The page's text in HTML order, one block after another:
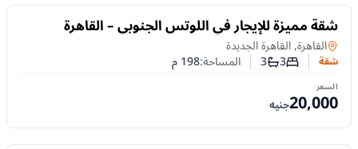
للايجار
شقة مميزة للإيجار في اللوتس الجنوبي – القاهرة
الجديدة، بمساحة واسعة 198 م²
شقةفي
القاهرة, القاهرة الجديدة
شقة عدد غرف النوم
3عدد الحمامات
3 المساحة:198م
السعر
20,000جنيه